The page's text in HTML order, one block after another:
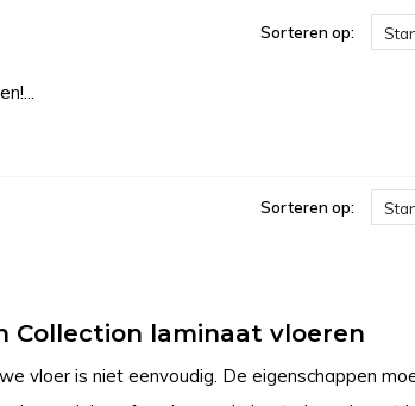
Sorteren op:
Sorteren op:
Collection laminaat vloeren
vloer is niet eenvoudig. De eigenschappen